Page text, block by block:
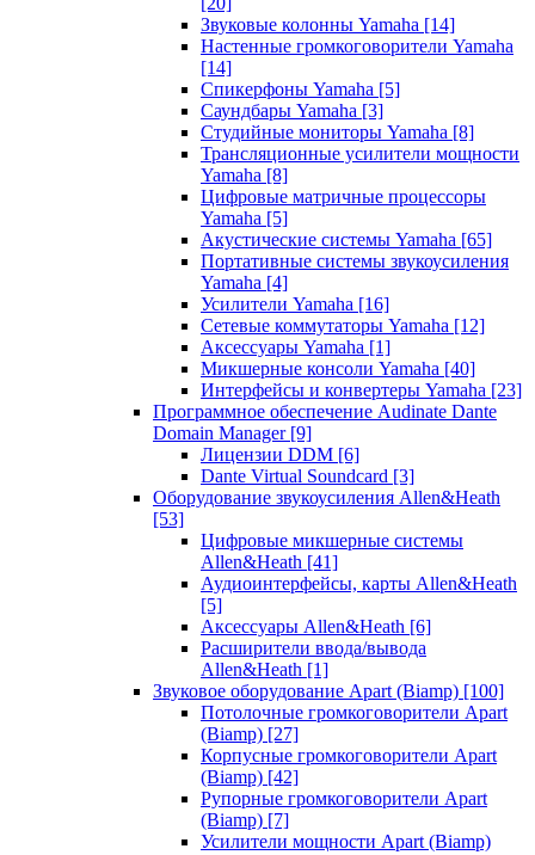
Звуковые колонны Yamaha [14]
Настенные громкоговорители Yamaha
[14]
Спикерфоны Yamaha [5]
Саундбары Yamaha [3]
Студийные мониторы Yamaha [8]
Трансляционные усилители мощности
Yamaha [8]
Цифровые матричные процессоры
Yamaha [5]
Акустические системы Yamaha [65]
Портативные системы звукоусиления
Yamaha [4]
Усилители Yamaha [16]
Сетевые коммутаторы Yamaha [12]
Аксессуары Yamaha [1]
Микшерные консоли Yamaha [40]
Интерфейсы и конвертеры Yamaha [23]
Программное обеспечение Audinate Dante
Domain Manager [9]
Лицензии DDM [6]
Dante Virtual Soundcard [3]
Оборудование звукоусиления Allen&Heath
[53]
Цифровые микшерные системы
Allen&Heath [41]
Аудиоинтерфейсы, карты Allen&Heath
[5]
Аксессуары Allen&Heath [6]
Расширители ввода/вывода
Allen&Heath [1]
Звуковое оборудование Apart (Biamp) [100]
Потолочные громкоговорители Apart
(Biamp) [27]
Корпусные громкоговорители Apart
(Biamp) [42]
Рупорные громкоговорители Apart
(Biamp) [7]
Усилители мощности Apart (Biamp)